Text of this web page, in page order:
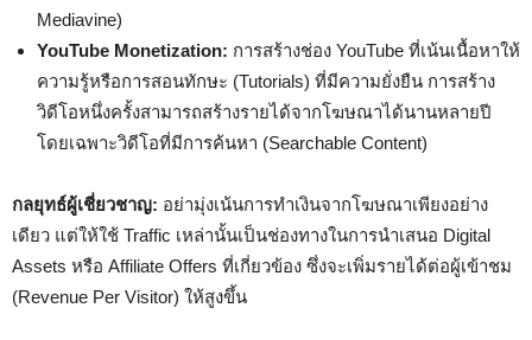
Mediavine)
YouTube Monetization: การสร้างช่อง YouTube ที่เน้นเนื้อหาให้
ความรู้หรือการสอนทักษะ (Tutorials) ที่มีความยั่งยืน การสร้าง
วิดีโอหนึ่งครั้งสามารถสร้างรายได้จากโฆษณาได้นานหลายปี
โดยเฉพาะวิดีโอที่มีการค้นหา (Searchable Content)
กลยุทธ์ผู้เชี่ยวชาญ: อย่ามุ่งเน้นการทำเงินจากโฆษณาเพียงอย่าง
เดียว แต่ให้ใช้ Traffic เหล่านั้นเป็นช่องทางในการนำเสนอ Digital
Assets หรือ Affiliate Offers ที่เกี่ยวข้อง ซึ่งจะเพิ่มรายได้ต่อผู้เข้าชม
(Revenue Per Visitor) ให้สูงขึ้น